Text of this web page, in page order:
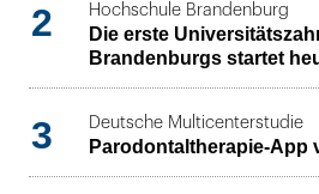
2
Hochschule Brandenburg
Die erste
Brandenburgs startet
3 Deutsche Multicenterstudie
Parodontaltherapie-App